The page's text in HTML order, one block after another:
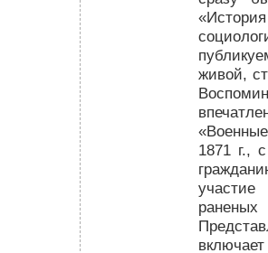
живой,
1871 г.,
участие